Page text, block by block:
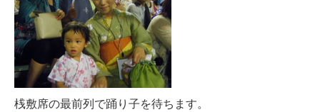
桟敷席の最前列で踊り子を待ちます。